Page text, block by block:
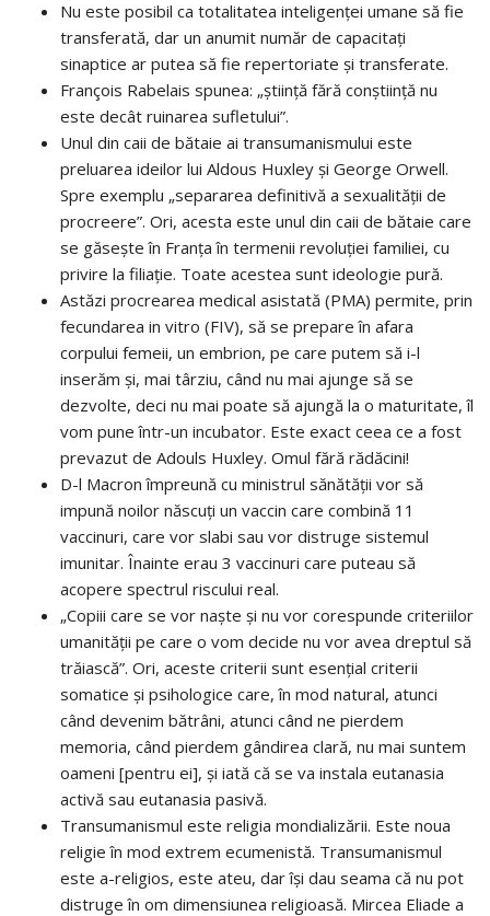
Nu este posibil ca totalitatea inteligenței umane să fie
transferată, dar un anumit număr de capacitați
sinaptice ar putea să fie repertoriate și transferate.
François Rabelais spunea: „știință fără conștiință nu
este decât ruinarea sufletului”.
Unul din caii de bătaie ai transumanismului este
preluarea ideilor lui Aldous Huxley și George Orwell.
Spre exemplu „separarea definitivă a sexualității de
procreere”. Ori, acesta este unul din caii de bătaie care
se găsește în Franța în termenii revoluției familiei, cu
privire la filiație. Toate acestea sunt ideologie pură.
Astăzi procrearea medical asistată (PMA) permite, prin
fecundarea in vitro (FIV), să se prepare în afara
corpului femeii, un embrion, pe care putem să i-l
inserăm și, mai târziu, când nu mai ajunge să se
dezvolte, deci nu mai poate să ajungă la o maturitate, îl
vom pune într-un incubator. Este exact ceea ce a fost
prevazut de Adouls Huxley. Omul fără rădăcini!
D-l Macron împreună cu ministrul sănătății vor să
impună noilor născuți un vaccin care combină 11
vaccinuri, care vor slabi sau vor distruge sistemul
imunitar. Înainte erau 3 vaccinuri care puteau să
acopere spectrul riscului real.
„Copiii care se vor naște și nu vor corespunde criteriilor
umanității pe care o vom decide nu vor avea dreptul să
trăiască”. Ori, aceste criterii sunt esențial criterii
somatice și psihologice care, în mod natural, atunci
când devenim bătrâni, atunci când ne pierdem
memoria, când pierdem gândirea clară, nu mai suntem
oameni [pentru ei], și iată că se va instala eutanasia
activă sau eutanasia pasivă.
Transumanismul este religia mondializării. Este noua
religie în mod extrem ecumenistă. Transumanismul
este a-religios, este ateu, dar își dau seama că nu pot
distruge în om dimensiunea religioasă. Mircea Eliade a